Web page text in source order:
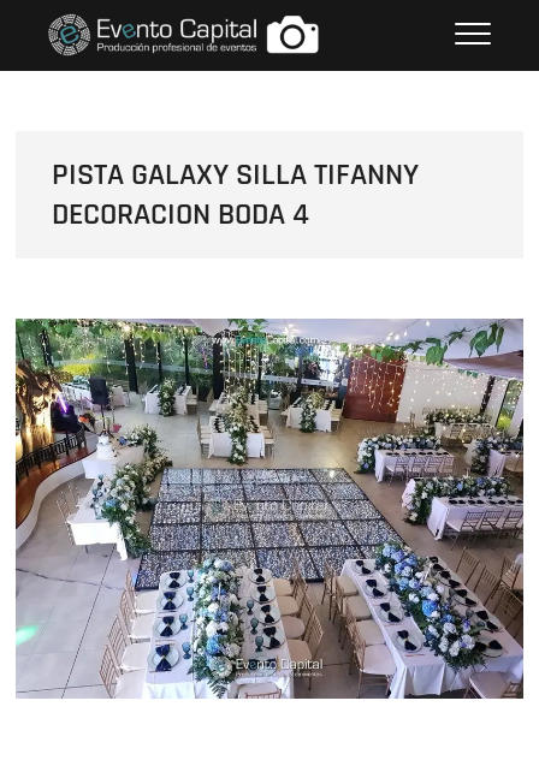
contenido
FOTOS GRUPO EMPRESARIAL
PISTA GALAXY SILLA TIFANNY
DECORACION BODA 4